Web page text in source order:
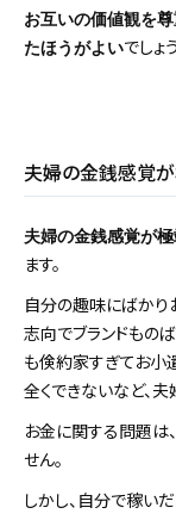
お互いの価値観を
たほうがよいでしょ
夫婦の金銭感覚
夫婦の金銭感覚が
ます。
自分の趣味にばかり
志向でブランドもの
も倹約家すぎてお小
全くできないなど、
お金に関する問題は
せん。
しかし、自分で稼い